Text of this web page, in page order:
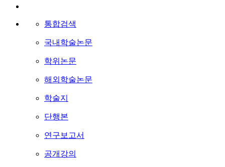
통합검색
국내학술논문
학위논문
해외학술논문
학술지
단행본
연구보고서
공개강의